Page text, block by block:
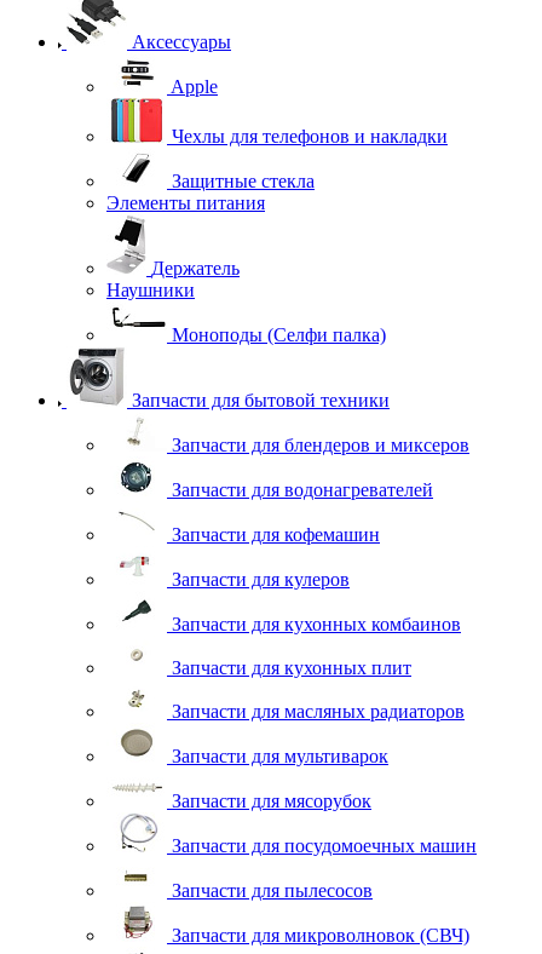
Аксессуары
Apple
Чехлы для телефонов и накладки
Защитные стекла
Элементы питания
Держатель
Наушники
Моноподы (Селфи палка)
Запчасти для бытовой техники
Запчасти для блендеров и миксеров
Запчасти для водонагревателей
Запчасти для кофемашин
Запчасти для кулеров
Запчасти для кухонных комбаинов
Запчасти для кухонных плит
Запчасти для масляных радиаторов
Запчасти для мультиварок
Запчасти для мясорубок
Запчасти для посудомоечных машин
Запчасти для пылесосов
Запчасти для микроволновок (СВЧ)